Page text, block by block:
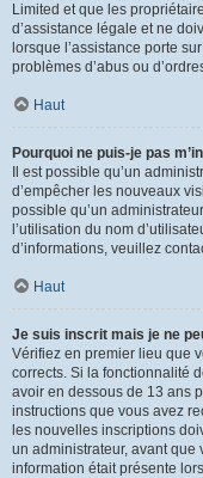
Limited et que les
d’assistance légale et ne
lorsque l’assistance porte
problèmes d’abus ou
Haut
Pourquoi ne puis-je pas
Il est possible qu’un
d’empêcher les nouveaux
possible qu’un
l’utilisation du nom
d’informations, veuillez
Haut
Je suis inscrit mais je ne
Vérifiez en premier lieu que
corrects. Si la fonctionnalité
avoir en dessous de 13 ans
instructions que vous avez
les nouvelles inscriptions
un administrateur, avant que
information était présente